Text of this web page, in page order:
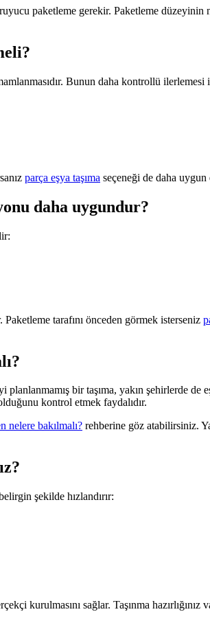
paketleme gerekir. Paketleme düzeyinin
Bunun daha kontrollü
parça eşya taşıma seçeneği de daha
daha uygundur?
tarafını önceden görmek isterseniz
planlanmamış bir taşıma, yakın şehirlerde
kontrol etmek faydalıdır.
nelere bakılmalı? rehberine göz atabilirsiniz.
şekilde hızlandırır:
kurulmasını sağlar. Taşınma